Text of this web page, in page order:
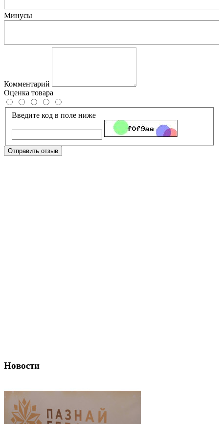
Минусы
Комментарий
Оценка товара
Введите код в поле ниже
Отправить отзыв
Новости